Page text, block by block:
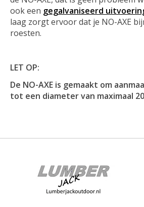
ook een gegalvaniseerd
laag zorgt ervoor dat je NO-AXE
roesten.
LET OP:
De NO-AXE is gemaakt om
tot een diameter van maximaal